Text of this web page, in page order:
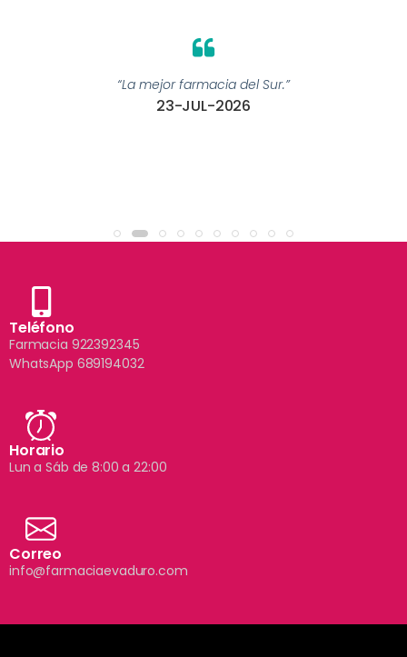
“La mejor farmacia del Sur.”
23-JUL-2026
Teléfono
Farmacia 922392345
WhatsApp 689194032
Horario
Lun a Sáb de 8:00 a 22:00
Correo
info@farmaciaevaduro.com